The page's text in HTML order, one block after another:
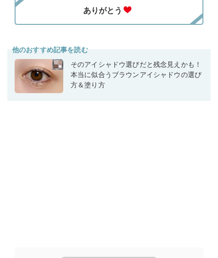
他のおすすめ記事を読む
そのアイシャドウ選びだと残念見えかも！
本当に似合うブラウンアイシャドウの選び
方＆塗り方